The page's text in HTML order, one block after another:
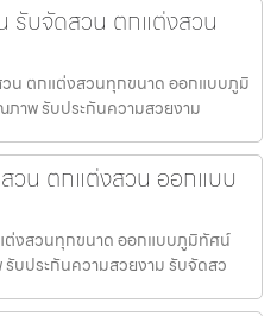
รับจัดสวน ตกแต่งสวน
น ตกแต่งสวนทุกขนาด ออกแบบภูมิ
ภาพ รับประกันความสวยงาม
น ตกแต่งสวน ออกแบบ
งสวนทุกขนาด ออกแบบภูมิทัศน์
บประกันความสวยงาม รับจัดสว